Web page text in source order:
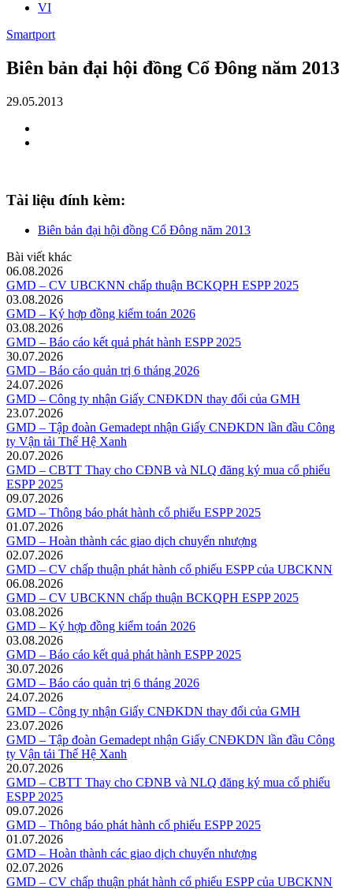
VI
Smartport
Biên bản đại hội đồng Cổ Đông năm 2013
29.05.2013
Tài liệu đính kèm:
Biên bản đại hội đồng Cổ Đông năm 2013
Bài viết khác
06.08.2026
GMD – CV UBCKNN chấp thuận BCKQPH ESPP 2025
03.08.2026
GMD – Ký hợp đồng kiểm toán 2026
03.08.2026
GMD – Báo cáo kết quả phát hành ESPP 2025
30.07.2026
GMD – Báo cáo quản trị 6 tháng 2026
24.07.2026
GMD – Công ty nhận Giấy CNĐKDN thay đổi của GMH
23.07.2026
GMD – Tập đoàn Gemadept nhận Giấy CNĐKDN lần đầu Công
ty Vận tải Thế Hệ Xanh
20.07.2026
GMD – CBTT Thay cho CĐNB và NLQ đăng ký mua cổ phiếu
ESPP 2025
09.07.2026
GMD – Thông báo phát hành cổ phiếu ESPP 2025
01.07.2026
GMD – Hoàn thành các giao dịch chuyển nhượng
02.07.2026
GMD – CV chấp thuận phát hành cổ phiếu ESPP của UBCKNN
06.08.2026
GMD – CV UBCKNN chấp thuận BCKQPH ESPP 2025
03.08.2026
GMD – Ký hợp đồng kiểm toán 2026
03.08.2026
GMD – Báo cáo kết quả phát hành ESPP 2025
30.07.2026
GMD – Báo cáo quản trị 6 tháng 2026
24.07.2026
GMD – Công ty nhận Giấy CNĐKDN thay đổi của GMH
23.07.2026
GMD – Tập đoàn Gemadept nhận Giấy CNĐKDN lần đầu Công
ty Vận tải Thế Hệ Xanh
20.07.2026
GMD – CBTT Thay cho CĐNB và NLQ đăng ký mua cổ phiếu
ESPP 2025
09.07.2026
GMD – Thông báo phát hành cổ phiếu ESPP 2025
01.07.2026
GMD – Hoàn thành các giao dịch chuyển nhượng
02.07.2026
GMD – CV chấp thuận phát hành cổ phiếu ESPP của UBCKNN